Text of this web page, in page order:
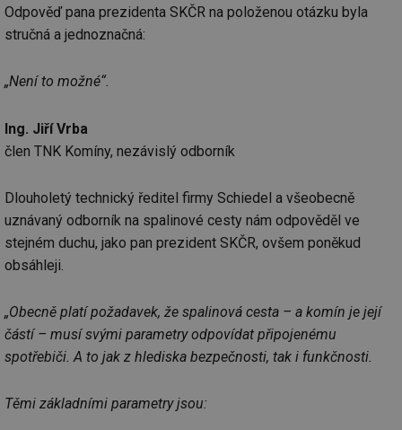
Odpověď pana prezidenta SKČR na položenou otázku byla
stručná a jednoznačná:
„Není to možné“.
Ing. Jiří Vrba
člen TNK Komíny, nezávislý odborník
Dlouholetý technický ředitel firmy Schiedel a všeobecně
uznávaný odborník na spalinové cesty nám odpověděl ve
stejném duchu, jako pan prezident SKČR, ovšem poněkud
obsáhleji.
„Obecně platí požadavek, že spalinová cesta – a komín je její
částí – musí svými parametry odpovídat připojenému
spotřebiči. A to jak z hlediska bezpečnosti, tak i funkčnosti.
Těmi základními parametry jsou: